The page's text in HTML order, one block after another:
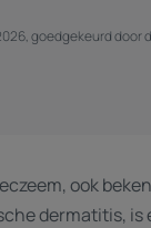
, goedgekeurd door
ook
dermatitis,